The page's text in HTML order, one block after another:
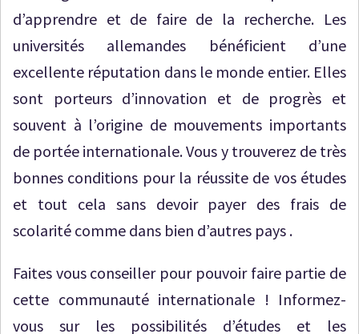
d’apprendre et de faire de la recherche. Les
universités allemandes bénéficient d’une
excellente réputation dans le monde entier. Elles
sont porteurs d’innovation et de progrès et
souvent à l’origine de mouvements importants
de portée internationale. Vous y trouverez de très
bonnes conditions pour la réussite de vos études
et tout cela sans devoir payer des frais de
scolarité comme dans bien d’autres pays .
Faites vous conseiller pour pouvoir faire partie de
cette communauté internationale ! Informez-
vous sur les possibilités d’études et les